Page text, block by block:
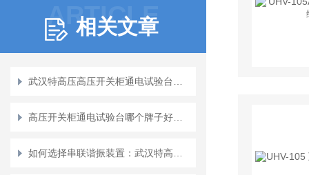
ARTICLE
相关文章